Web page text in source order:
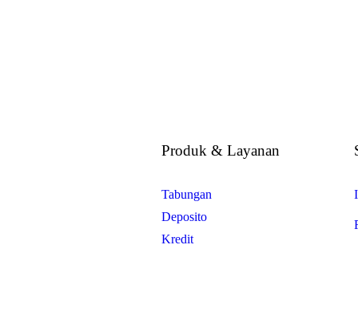
Produk & Layanan
Tabungan
Deposito
Kredit